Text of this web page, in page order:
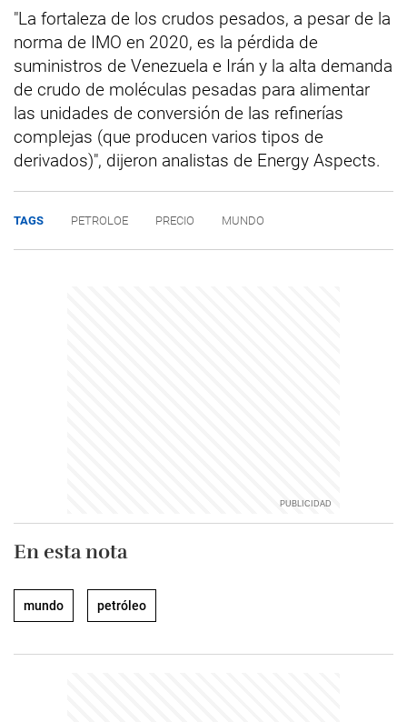
"La fortaleza de los crudos pesados, a pesar de la
norma de IMO en 2020, es la pérdida de
suministros de Venezuela e Irán y la alta demanda
de crudo de moléculas pesadas para alimentar
las unidades de conversión de las refinerías
complejas (que producen varios tipos de
derivados)", dijeron analistas de Energy Aspects.
TAGS PETROLOE PRECIO MUNDO
En esta nota
mundo petróleo